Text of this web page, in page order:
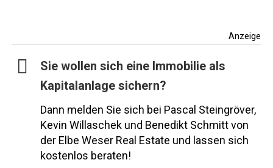
Anzeige
Sie wollen sich eine Immobilie als
Kapitalanlage sichern?
Dann melden Sie sich bei Pascal Steingröver,
Kevin Willaschek und Benedikt Schmitt von
der Elbe Weser Real Estate und lassen sich
kostenlos beraten!